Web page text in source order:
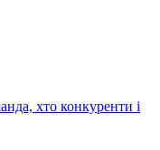
хто конкуренти і